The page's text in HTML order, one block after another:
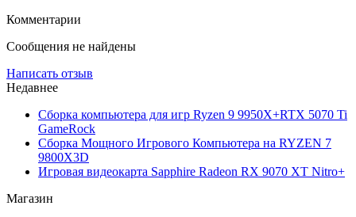
Комментарии
Сообщения не найдены
Написать отзыв
Недавнее
Сборка компьютера для игр Ryzen 9 9950X+RTX 5070 Ti
GameRock
Сборка Мощного Игрового Компьютера на RYZEN 7
9800X3D
Игровая видеокарта Sapphire Radeon RX 9070 XT Nitro+
Магазин